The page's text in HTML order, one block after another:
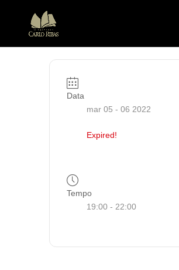
Data
mar 05 - 06 2022
Expired!
Tempo
19:00 - 22:00